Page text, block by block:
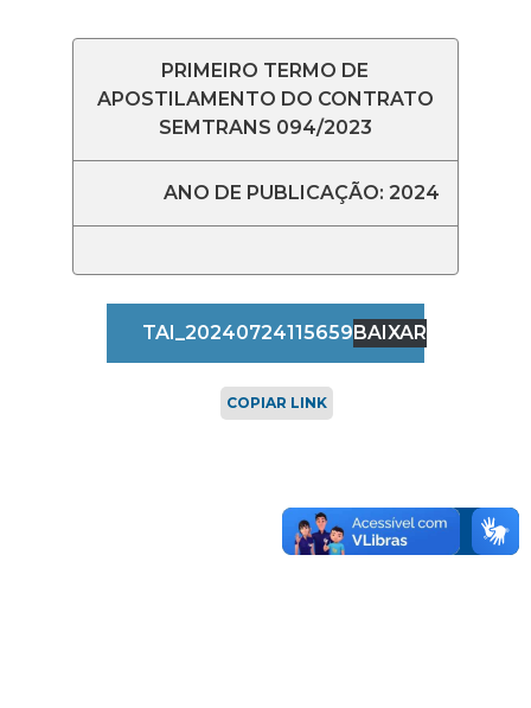
PRIMEIRO TERMO DE
APOSTILAMENTO DO CONTRATO
SEMTRANS 094/2023
ANO DE PUBLICAÇÃO: 2024
TAI_20240724115659BAIXAR
COPIAR LINK